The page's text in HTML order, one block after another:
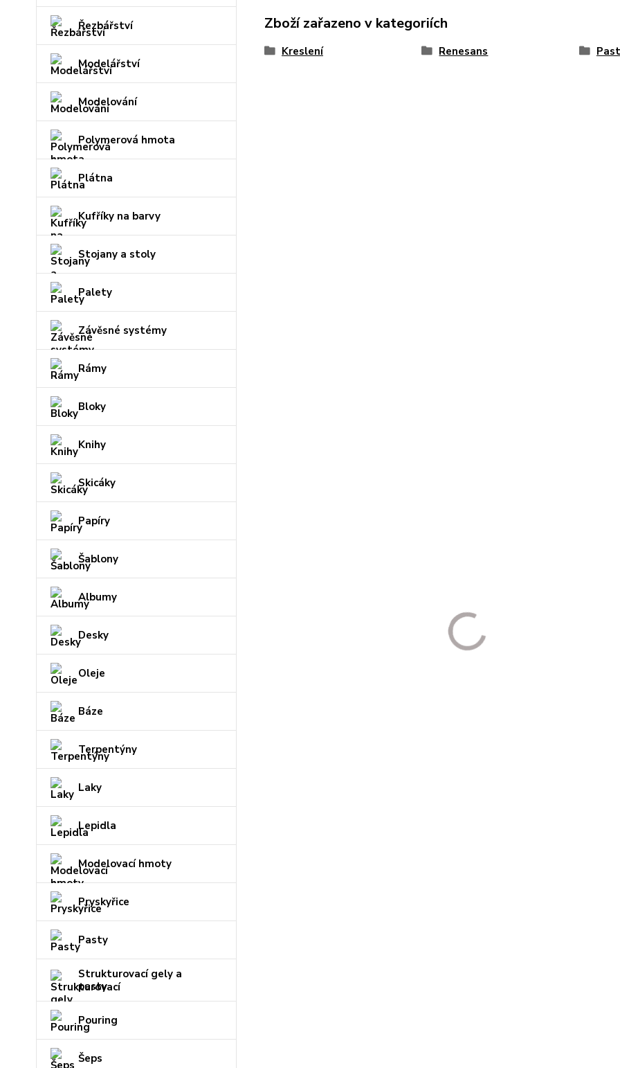
Řezbářství
Modelářství
Modelování
Polymerová hmota
Plátna
Kufříky na barvy
Stojany a stoly
Palety
Závěsné systémy
Rámy
Bloky
Knihy
Skicáky
Papíry
Šablony
Albumy
Desky
Oleje
Báze
Terpentýny
Laky
Lepidla
Modelovací hmoty
Pryskyřice
Pasty
Strukturovací gely a
pasty
Pouring
Šeps
Zboží zařazeno v kategoriích
Kreslení Renesans